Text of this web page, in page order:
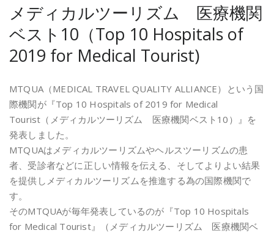
メディカルツーリズム 医療機関
ベスト10（Top 10 Hospitals of
2019 for Medical Tourist)
MTQUA（MEDICAL TRAVEL QUALITY ALLIANCE）という国
際機関が『Top 10 Hospitals of 2019 for Medical
Tourist（メディカルツーリズム 医療機関ベスト10）』を
発表しました。
MTQUAはメディカルツーリズムやヘルスツーリズムの患
者、受診者などに正しい情報を伝える、そしてよりよい結果
を提供しメディカルツーリズムを推進する為の国際機関で
す。
そのMTQUAが毎年発表しているのが『Top 10 Hospitals
for Medical Tourist』（メディカルツーリズム 医療機関ベ